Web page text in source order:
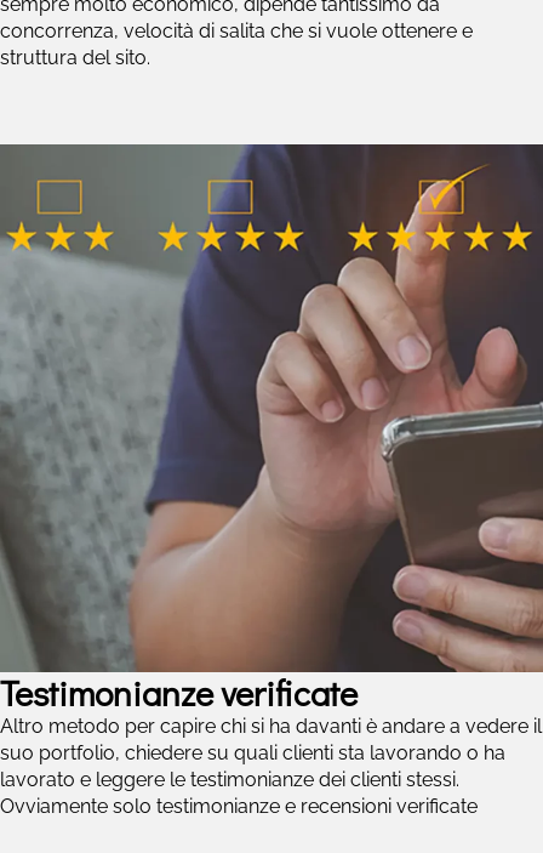
concorrenza, velocità di salita che si vuole ottenere e
struttura del sito.
Testimonianze verificate
Altro metodo per capire chi si ha davanti è andare a vedere il
suo portfolio, chiedere su quali clienti sta lavorando o ha
lavorato e leggere le testimonianze dei clienti stessi.
Ovviamente solo testimonianze e recensioni verificate